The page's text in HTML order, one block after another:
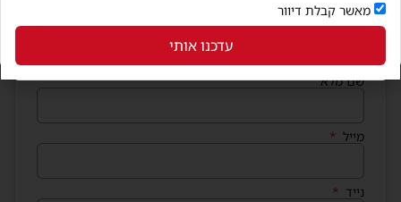
הצטרפו למועדון החברים
וקבלו בחינם קופונים שווים לנייד
שם מלא
מייל
נייד
מאשר קבלת דיוור
עדכנו אותי